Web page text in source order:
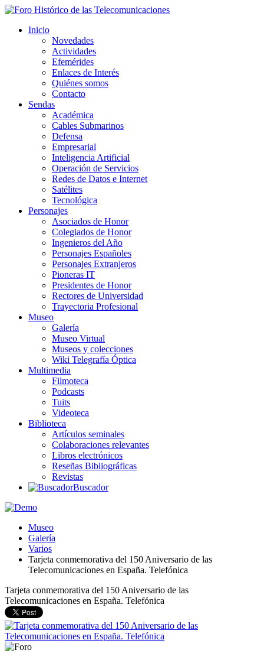
Inicio
Novedades
Actividades
Efemérides
Enlaces de Interés
Quiénes somos
Contacto
Sendas
Académica
Cables Submarinos
Defensa
Empresarial
Inteligencia Artificial
Operación de Servicios
Redes de Datos e Internet
Satélites
Tecnológica
Personajes
Asociados de Honor
Colegiados de Honor
Ingenieros del Año
Personajes Españoles
Personajes Extranjeros
Pioneras IT
Presidentes de Honor
Rectores de Universidad
Trayectoria Profesional
Museo
Galería
Museo Virtual
Museos y colecciones
Wiki Telegrafía Óptica
Multimedia
Filmoteca
Podcasts
Tuits
Videoteca
Biblioteca
Artículos seminales
Colaboraciones relevantes
Libros electrónicos
Reseñas Bibliográficas
Revistas
Buscador
Museo
Galería
Varios
Tarjeta conmemorativa del 150 Aniversario de las
Telecomunicaciones en España. Telefónica
Tarjeta conmemorativa del 150 Aniversario de las
Telecomunicaciones en España. Telefónica